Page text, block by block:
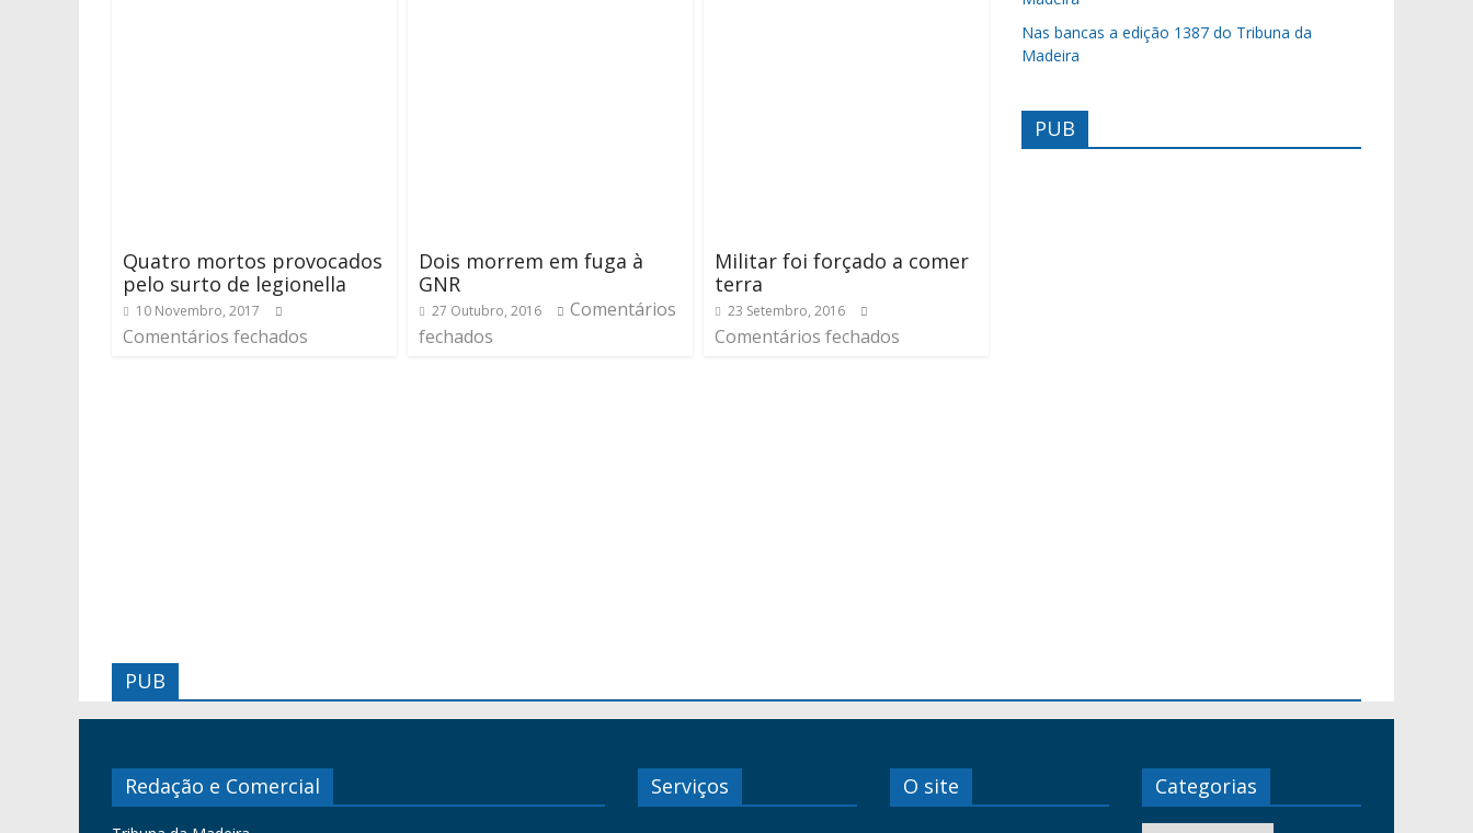
Quatro mortos provocados
pelo surto de legionella
10 Novembro, 2017
Comentários fechados
Dois morrem em fuga à
GNR
27 Outubro, 2016
Comentários
fechados
Militar foi forçado a comer
terra
23 Setembro, 2016
Comentários fechados
Nas bancas a edição 1387 do Tribuna da
Madeira
PUB
PUB
Redação e Comercial Serviços O site Categorias